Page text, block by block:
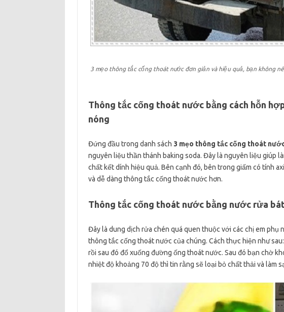
3 mẹo thông tắc cống thoát nước đơn giản và hiệu quả, bạn không
Thông tắc cống thoát nước bằng cách hỗn
nóng
Đứng đầu trong danh sách 3 mẹo thông tắc cống thoát
nguyên liệu thần thánh baking soda. Đây là nguyên liệu giúp
chất kết dính hiệu quả. Bên cạnh đó, bên trong giấm có tính
và dễ dàng thông tắc cống thoát nước hơn.
Thông tắc cống thoát nước bằng nước rửa
Đây là dung dịch rửa chén quá quen thuộc với các chị em phụ
thông tắc cống thoát nước của chúng. Cách thực hiện như
rồi sau đó đổ xuống đường ống thoát nước. Sau đó bạn chờ
nhiệt độ khoảng 70 độ thì tin rằng sẽ loại bỏ chất thải và làm